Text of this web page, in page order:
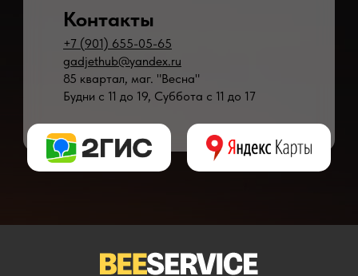
+7 (901) 655-05-65
gadjethub@yandex.ru
85 квартал, маг. "Весна"
Будни с 11 до 19, Суббота с 11 до 17
Контакты
* - время ремонта может меняться в зависимости от модели устройства и